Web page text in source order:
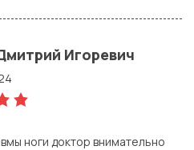
Игоревич
ноги доктор внимательно